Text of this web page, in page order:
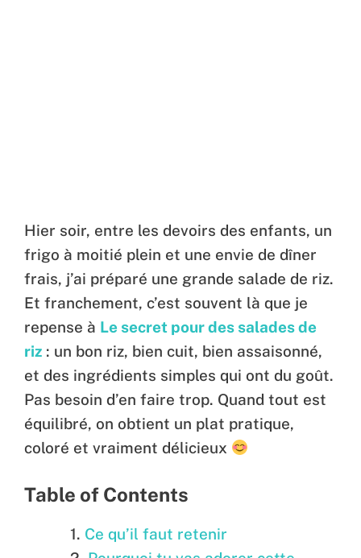
Hier soir, entre les devoirs des enfants, un
frigo à moitié plein et une envie de dîner
frais, j’ai préparé une grande salade de riz.
Et franchement, c’est souvent là que je
repense à Le secret pour des salades de
riz : un bon riz, bien cuit, bien assaisonné,
et des ingrédients simples qui ont du goût.
Pas besoin d’en faire trop. Quand tout est
équilibré, on obtient un plat pratique,
coloré et vraiment délicieux
Table of Contents
Ce qu’il faut retenir